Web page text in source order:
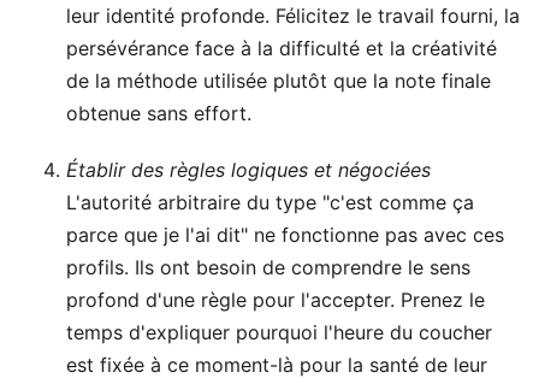
leur identité profonde. Félicitez le travail fourni, la
persévérance face à la difficulté et la créativité
de la méthode utilisée plutôt que la note finale
obtenue sans effort.
Établir des règles logiques et négociées
L'autorité arbitraire du type "c'est comme ça
parce que je l'ai dit" ne fonctionne pas avec ces
profils. Ils ont besoin de comprendre le sens
profond d'une règle pour l'accepter. Prenez le
temps d'expliquer pourquoi l'heure du coucher
est fixée à ce moment-là pour la santé de leur